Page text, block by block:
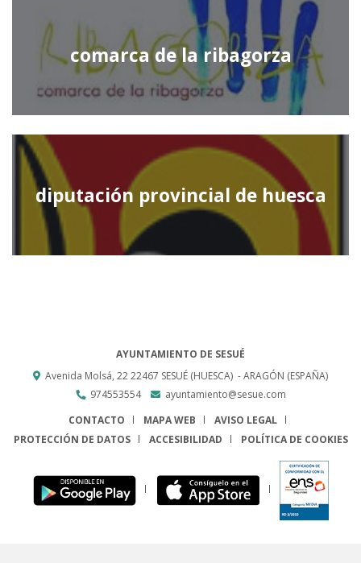
comarca de la ribagorza
diputación provincial de huesca
AYUNTAMIENTO DE SESUÉ
Avenida Molsá, 2222467 SESUÉ (HUESCA) - ARAGÓN (ESPAÑA)
974553554
ayuntamiento@sesue.com
CONTACTO
MAPA WEB
AVISO LEGAL
PROTECCIÓN DE DATOS
ACCESIBILIDAD POLÍTICA DE COOKIES